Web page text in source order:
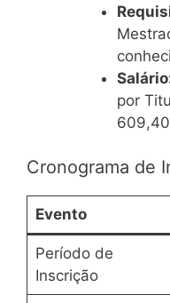
por
Cronograma de
Evento
Período de
Inscrição